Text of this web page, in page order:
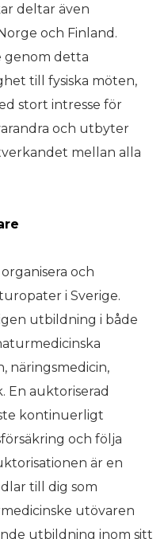
deltar även
och Finland.
genom detta
till fysiska möten,
stort intresse för
och utbyter
mellan alla
och
i Sverige.
utbildning i både
näringsmedicin,
auktoriserad
kontinuerligt
och följa
är en
till dig som
utövaren
utbildning inom sitt